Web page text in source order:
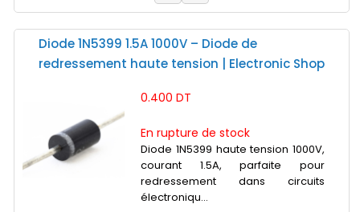
Diode 1N5399 1.5A 1000V – Diode de
redressement haute tension | Electronic Shop
0.400 DT
En rupture de stock
Diode 1N5399 haute tension 1000V,
courant 1.5A, parfaite pour
redressement dans circuits
électroniqu...